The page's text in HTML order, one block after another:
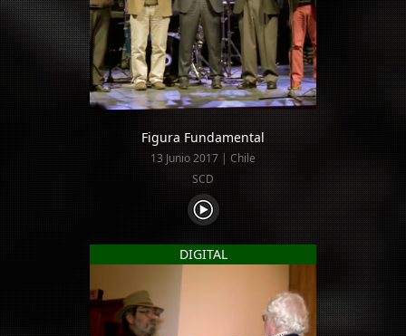
Figura Fundamental
13 Junio 2017 | Chile
SCD
DIGITAL